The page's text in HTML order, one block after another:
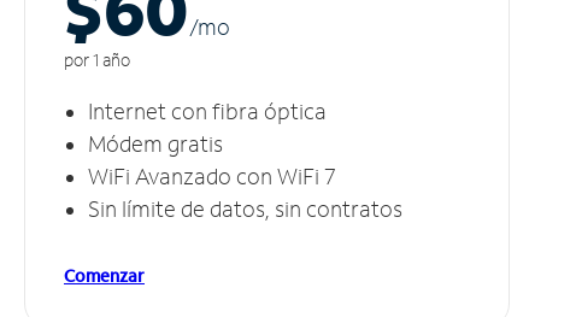
/mo
por 1 año
Internet con fibra óptica
Módem gratis
WiFi Avanzado con WiFi 7
Sin límite de datos, sin contratos
Comenzar